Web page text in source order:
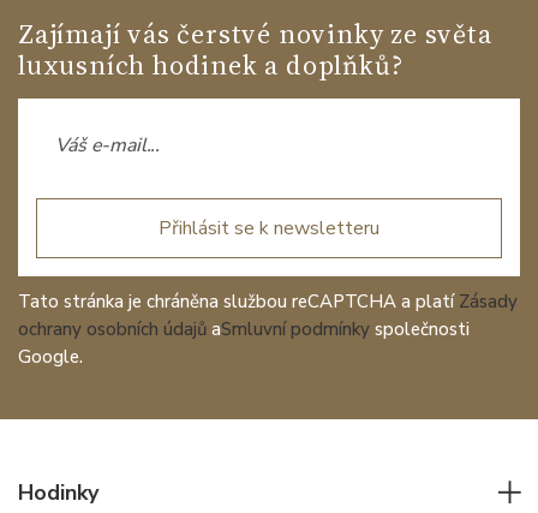
Zajímají vás čerstvé novinky ze světa
luxusních hodinek a doplňků?
Přihlásit se k newsletteru
Tato stránka je chráněna službou reCAPTCHA a platí Zásady
ochrany osobních údajů aSmluvní podmínky společnosti
Google.
Hodinky